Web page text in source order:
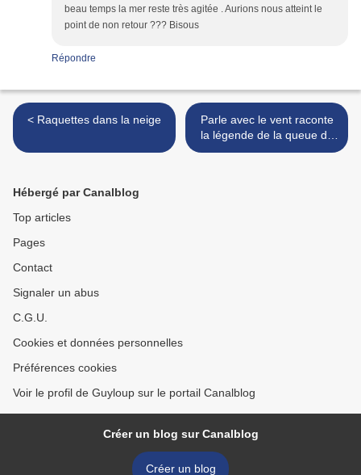
beau temps la mer reste très agitée . Aurions nous atteint le
point de non retour ??? Bisous
Répondre
< Raquettes dans la neige
Parle avec le vent raconte
la légende de la queue du
Lapin >
Hébergé par Canalblog
Top articles
Pages
Contact
Signaler un abus
C.G.U.
Cookies et données personnelles
Préférences cookies
Voir le profil de Guyloup sur le portail Canalblog
Créer un blog sur Canalblog
Créer un blog